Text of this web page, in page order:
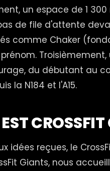
un espace de 1
de file d'attente
comme Chaker
du débutant au
la N184 et l'A15.
idées reçues, le
Giants, nous